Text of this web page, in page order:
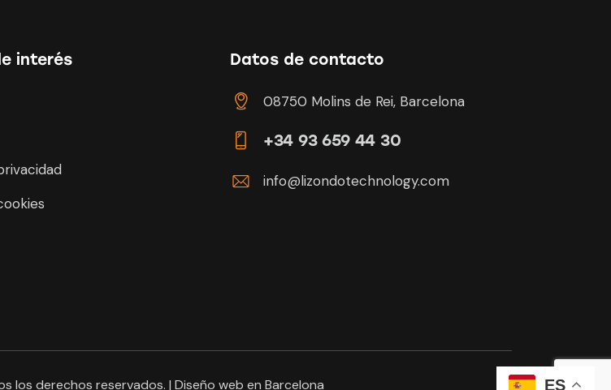
interés Datos de contacto
08750 Molins de Rei, Barcelona
+34 93 659 44 30
info@lizondotechnology.com
los derechos reservados. | Diseño web en Barcelona ES